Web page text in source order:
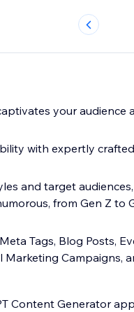
with expertly
and target
from Gen Z to
Tags, Blog Posts,
Marketing Campaigns,
Content Generator